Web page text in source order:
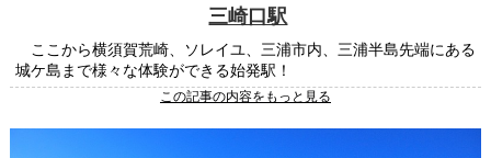
三崎口駅
ここから横須賀荒崎、ソレイユ、三浦市内、三浦半島先端にある
城ケ島まで様々な体験ができる始発駅！
この記事の内容をもっと見る